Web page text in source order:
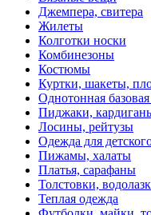
Джемпера, свитера
Жилеты
Колготки носки
Комбинезоны
Костюмы
Куртки, шакеты,
Однотонная
Пиджаки,
Лосины, рейтузы
Одежда для
Пижамы, халаты
Платья, сарафаны
Толстовки,
Теплая одежда